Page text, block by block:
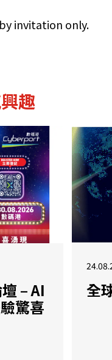
invitation only.
趣
– AI
驚喜
全